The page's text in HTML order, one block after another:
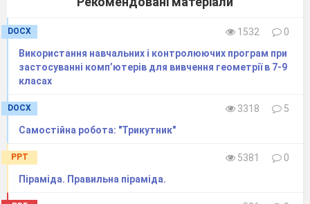
DOCX 1532
0
Використання навчальних і контролюючих програм при
застосуванні комп’ютерiв для вивчення геометрії в 7-9
класах
DOCX 3318
5
Самостійна робота: "Трикутник"
PPT 5381
0
Піраміда. Правильна піраміда.